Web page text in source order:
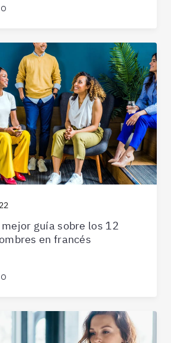
guía sobre los 12
en francés